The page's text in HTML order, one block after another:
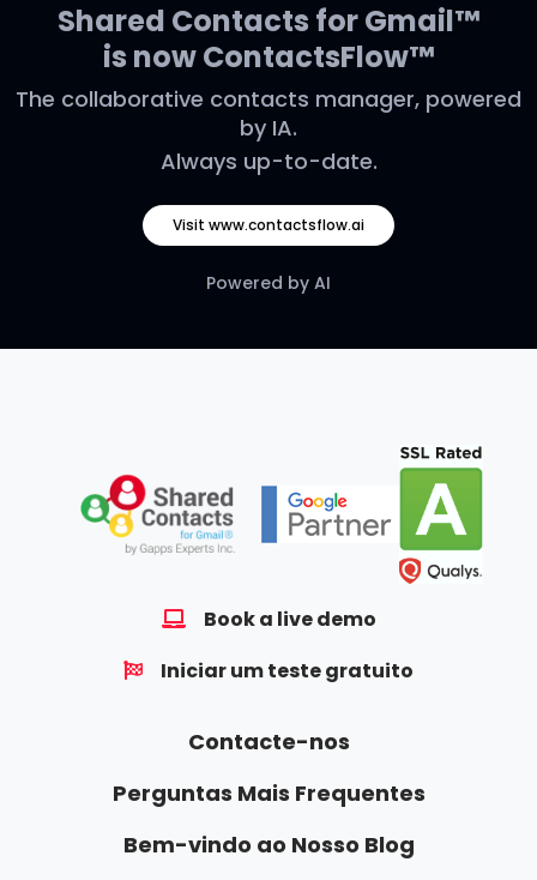
Shared Contacts for Gmail™
is now ContactsFlow™
The collaborative contacts manager, powered
by IA.
Always up-to-date.
Visit www.contactsflow.ai
Powered by AI
Book a live demo
Iniciar um teste gratuito
Contacte-nos
Perguntas Mais Frequentes
Bem-vindo ao Nosso Blog